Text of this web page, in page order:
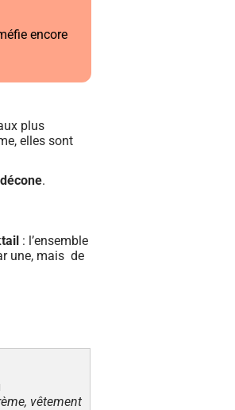
encore
plus
elles sont
.
: l’ensemble
une, mais de
vêtement